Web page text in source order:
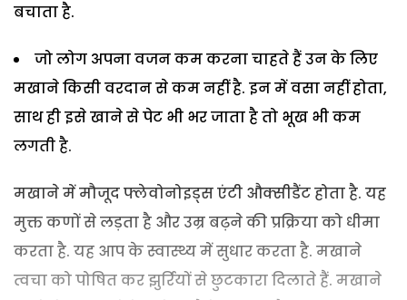
बचाता है.
जो लोग अपना वजन कम करना चाहते हैं उन के लिए
मखाने किसी वरदान से कम नहीं है. इन में वसा नहीं होता,
साथ ही इसे खाने से पेट भी भर जाता है तो भूख भी कम
लगती है.
मखाने में मौजूद फ्लेवोनोइड्स एंटी औक्सीडैंट होता है. यह
मुक्त कणों से लड़ता है और उम्र बढ़ने की प्रक्रिया को धीमा
करता है. यह आप के स्वास्थ्य में सुधार करता है. मखाने
त्वचा को पोषित कर झुर्रियों से छुटकारा दिलाते हैं. मखाने